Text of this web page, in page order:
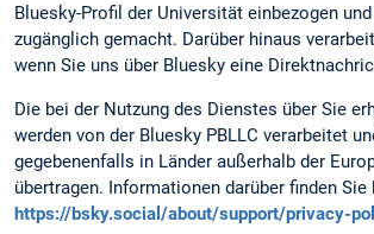
Bluesky-Profil der Universität einbezogen
zugänglich gemacht. Darüber hinaus
wenn Sie uns über Bluesky eine
Die bei der Nutzung des Dienstes über Sie
werden von der Bluesky PBLLC verarbeitet
gegebenenfalls in Länder außerhalb der
übertragen. Informationen darüber finden Sie
https://bsky.social/about/support/privacy-